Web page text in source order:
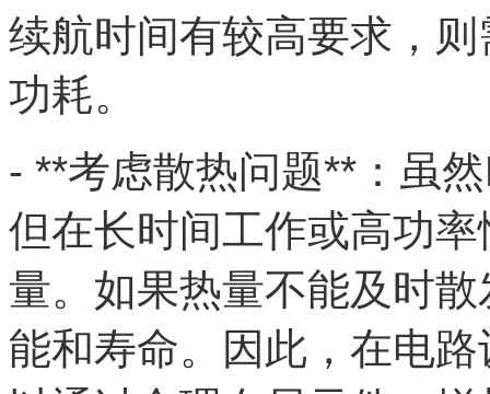
续航时间有较高要求，
功耗。
- **考虑散热问题**：虽
但在长时间工作或高功
量。如果热量不能及时
能和寿命。因此，在电